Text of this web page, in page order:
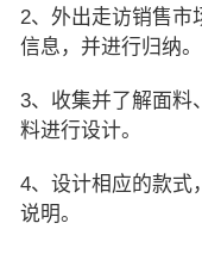
2、外出走访销售市
信息，并进行归纳。
3、收集并了解面料
料进行设计。
4、设计相应的款式
说明。